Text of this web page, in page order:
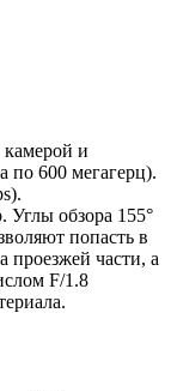
камерой и
по 600 мегагерц).
Углы обзора 155°
попасть в
проезжей части, а
F/1.8